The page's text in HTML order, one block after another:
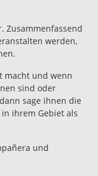
Zusammenfassend
werden,
macht und wenn
sind oder
sage ihnen die
ihrem Gebiet als
und